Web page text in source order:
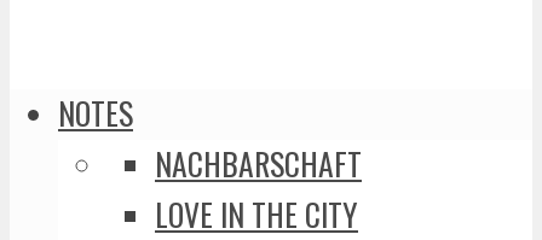
NOTES
NACHBARSCHAFT
LOVE IN THE CITY